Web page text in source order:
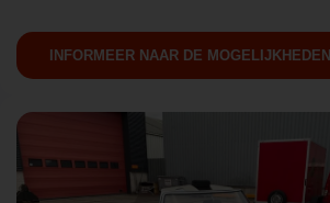
INFORMEER NAAR DE MOGELIJKHEDEN